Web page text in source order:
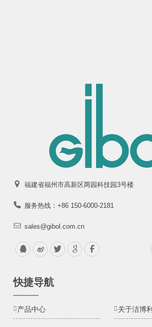
福建省福州市高新区两园科技园3号楼
服务热线：+86 150-6000-2181
sales@gibol.com.cn
快捷导航
产品中心 关于洁博利